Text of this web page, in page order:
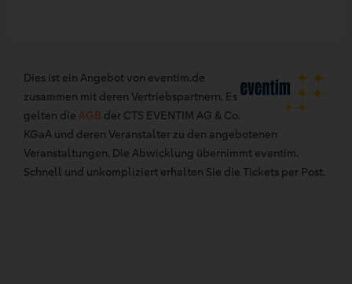
Dies ist ein Angebot von eventim.de
zusammen mit deren Vertriebspartnern. Es
gelten die AGB der CTS EVENTIM AG & Co.
KGaA und deren Veranstalter zu den angebotenen
Veranstaltungen. Die Abwicklung übernimmt eventim.
Schnell und unkompliziert erhalten Sie die Tickets per Post.